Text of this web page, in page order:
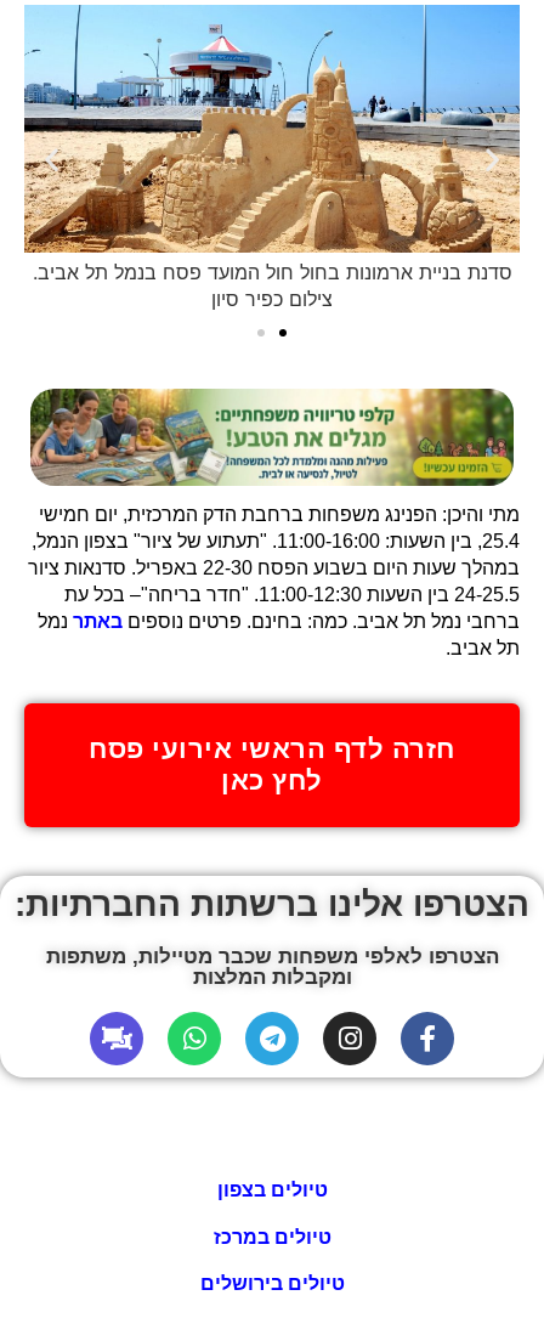
סדנת בניית ארמונות בחול חול המועד פסח בנמל תל אביב.
צילום כפיר סיון
מתי והיכן: הפנינג משפחות ברחבת הדק המרכזית, יום חמישי
25.4, בין השעות: 11:00-16:00. "תעתוע של ציור" בצפון הנמל,
במהלך שעות היום בשבוע הפסח 22-30 באפריל. סדנאות ציור
24-25.5 בין השעות 11:00-12:30. "חדר בריחה"– בכל עת
ברחבי נמל תל אביב. כמה: בחינם. פרטים נוספים באתר נמל
תל אביב.
חזרה לדף הראשי אירועי פסח
לחץ כאן
הצטרפו אלינו ברשתות החברתיות:
הצטרפו לאלפי משפחות שכבר מטיילות, משתפות
ומקבלות המלצות
טיולים בצפון
טיולים במרכז
טיולים בירושלים